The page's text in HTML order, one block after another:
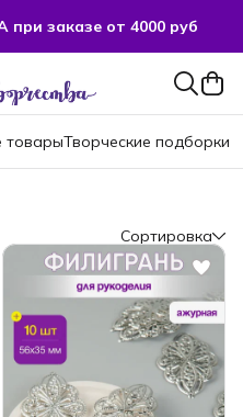
заказе от 4000 руб
заказе от 4000 руб
товарыТворческие подборки
Сортировка